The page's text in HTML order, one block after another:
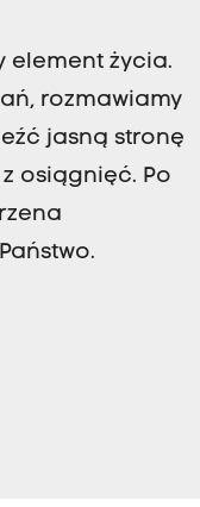
element życia.
rozmawiamy
jasną stronę
osiągnięć. Po